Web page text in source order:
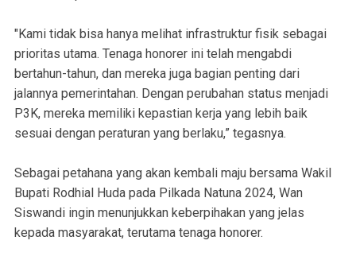
"Kami tidak bisa hanya melihat infrastruktur fisik sebagai
prioritas utama. Tenaga honorer ini telah mengabdi
bertahun-tahun, dan mereka juga bagian penting dari
jalannya pemerintahan. Dengan perubahan status menjadi
P3K, mereka memiliki kepastian kerja yang lebih baik
sesuai dengan peraturan yang berlaku,” tegasnya.
Sebagai petahana yang akan kembali maju bersama Wakil
Bupati Rodhial Huda pada Pilkada Natuna 2024, Wan
Siswandi ingin menunjukkan keberpihakan yang jelas
kepada masyarakat, terutama tenaga honorer.